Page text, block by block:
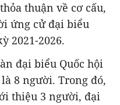
thuận về cơ cấu,
ứng cử đại biểu
2021-2026.
đại biểu Quốc hội
8 người. Trong đó,
thiệu 3 người, đại